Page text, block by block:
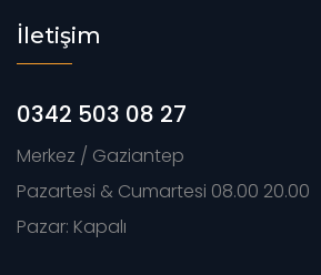
İletişim
0342 503 08 27
Merkez / Gaziantep
Pazartesi & Cumartesi 08.00 20.00
Pazar: Kapalı